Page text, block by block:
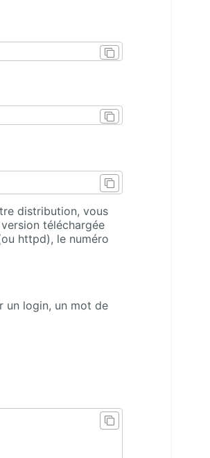
distribution, vous
téléchargée
httpd), le numéro
un login, un mot de